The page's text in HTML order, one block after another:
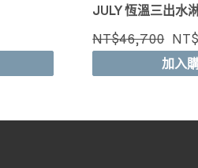
JULY 恆溫三出水
NT$46,700
加入